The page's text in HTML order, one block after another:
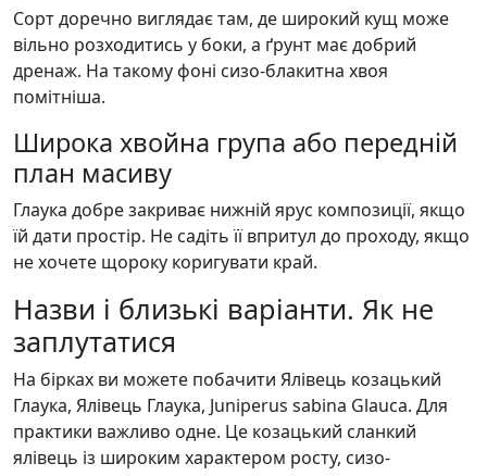
Сорт доречно виглядає там, де широкий кущ може
вільно розходитись у боки, а ґрунт має добрий
дренаж. На такому фоні сизо-блакитна хвоя
помітніша.
Широка хвойна група або передній
план масиву
Глаука добре закриває нижній ярус композиції, якщо
їй дати простір. Не садіть її впритул до проходу, якщо
не хочете щороку коригувати край.
Назви і близькі варіанти. Як не
заплутатися
На бірках ви можете побачити Ялівець козацький
Глаука, Ялівець Глаука, Juniperus sabina Glauca. Для
практики важливо одне. Це козацький сланкий
ялівець із широким характером росту, сизо-